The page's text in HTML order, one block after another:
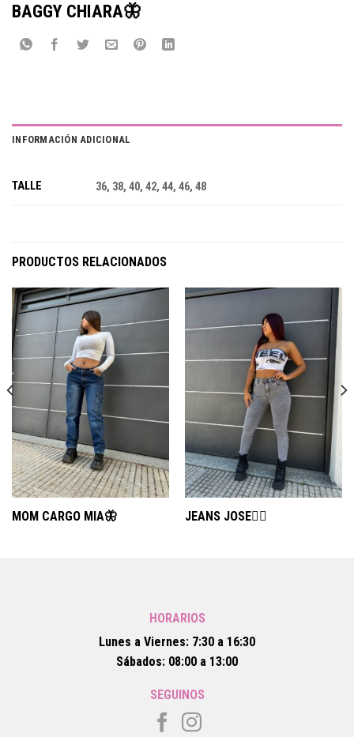
BAGGY CHIARA🦋
INFORMACIÓN ADICIONAL
TALLE 36, 38, 40, 42, 44, 46, 48
PRODUCTOS RELACIONADOS
MOM CARGO MIA🦋 JEANS JOSE❤️‍🔥
HORARIOS
Lunes a Viernes: 7:30 a 16:30
Sábados: 08:00 a 13:00
SEGUINOS